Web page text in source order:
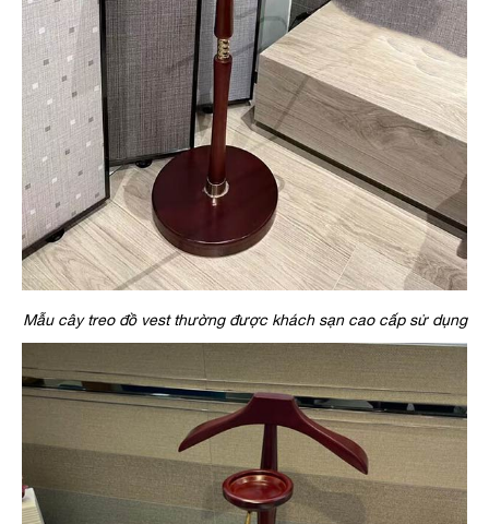
Mẫu cây treo đồ vest thường được khách sạn cao cấp sử dụng